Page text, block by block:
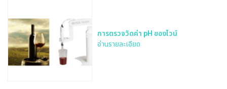
การตรวจวัดค่า pH ของไวน์
อ่านรายละเอียด